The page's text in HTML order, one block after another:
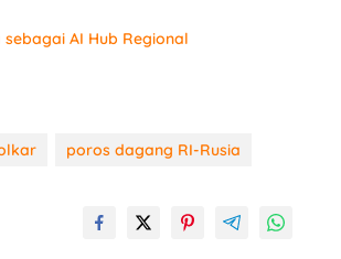
AI Hub Regional
poros dagang RI-Rusia